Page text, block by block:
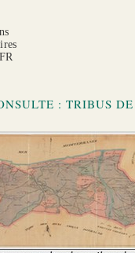
: TRIBUS